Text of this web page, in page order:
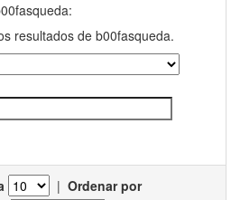
resultados de b00fasqueda.
| Ordenar por